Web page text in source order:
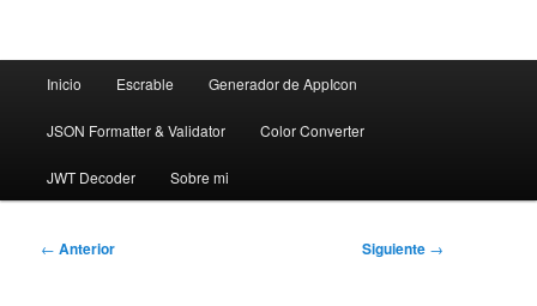
Inicio Escrable Generador de AppIcon
JSON Formatter & Validator Color Converter
JWT Decoder Sobre mi
Navegación
← Anterior Siguiente →